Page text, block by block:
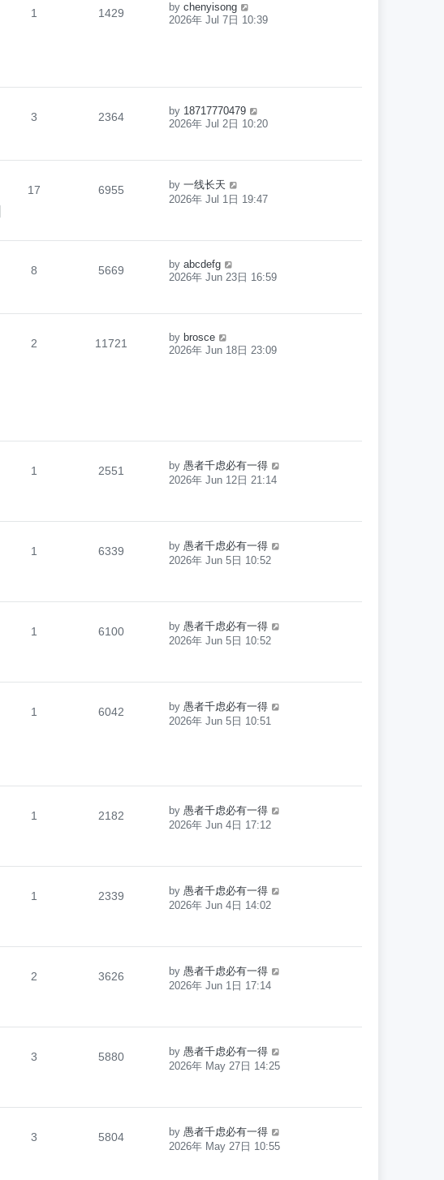
1 1429 by chenyisong
2026年 Jul 7日 10:39
3 2364 by 18717770479
2026年 Jul 2日 10:20
17 6955 by 一线长天
2026年 Jul 1日 19:47
8 5669 by abcdefg
2026年 Jun 23日 16:59
2 11721 by brosce
2026年 Jun 18日 23:09
1 2551 by 愚者千虑必有一得
2026年 Jun 12日 21:14
1 6339 by 愚者千虑必有一得
2026年 Jun 5日 10:52
1 6100 by 愚者千虑必有一得
2026年 Jun 5日 10:52
1 6042 by 愚者千虑必有一得
2026年 Jun 5日 10:51
1 2182 by 愚者千虑必有一得
2026年 Jun 4日 17:12
1 2339 by 愚者千虑必有一得
2026年 Jun 4日 14:02
2 3626 by 愚者千虑必有一得
2026年 Jun 1日 17:14
3 5880 by 愚者千虑必有一得
2026年 May 27日 14:25
3 5804 by 愚者千虑必有一得
2026年 May 27日 10:55